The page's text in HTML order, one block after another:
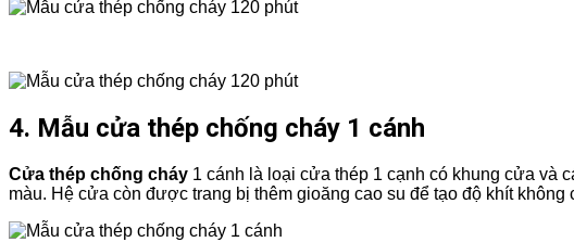
4. Mẫu cửa thép chống cháy 1 cánh
Cửa thép chống cháy 1 cánh là loại cửa thép 1 cạnh có khung cửa
màu. Hệ cửa còn được trang bị thêm gioăng cao su để tạo độ khít không